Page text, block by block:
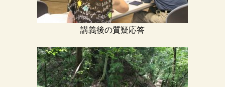
講義後の質疑応答